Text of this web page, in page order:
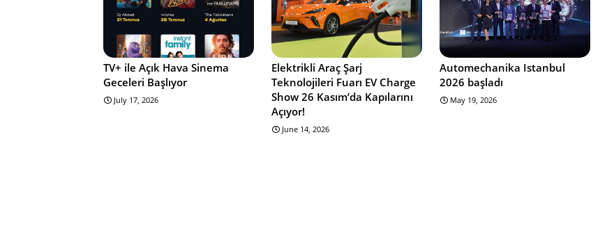
TV+ ile Açık Hava Sinema
Geceleri Başlıyor
July 17, 2026
Elektrikli Araç Şarj
Teknolojileri Fuarı EV Charge
Show 26 Kasım’da Kapılarını
Açıyor!
June 14, 2026
Automechanika Istanbul
2026 başladı
May 19, 2026